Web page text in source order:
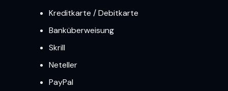
Kreditkarte / Debitkarte
Banküberweisung
Skrill
Neteller
PayPal